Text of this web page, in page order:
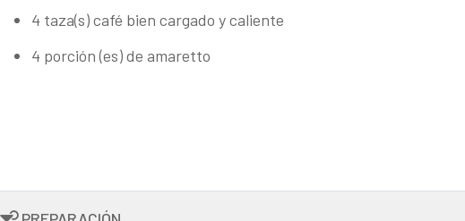
4 taza(s) café bien cargado y caliente
4 porción (es) de amaretto